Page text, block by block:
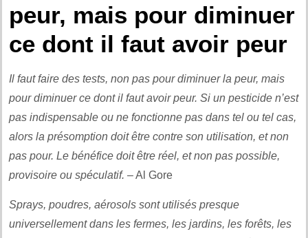
peur, mais pour diminuer
ce dont il faut avoir peur
Il faut faire des tests, non pas pour diminuer la peur, mais
pour diminuer ce dont il faut avoir peur. Si un pesticide n’est
pas indispensable ou ne fonctionne pas dans tel ou tel cas,
alors la présomption doit être contre son utilisation, et non
pas pour. Le bénéfice doit être réel, et non pas possible,
provisoire ou spéculatif. – Al Gore
Sprays, poudres, aérosols sont utilisés presque
universellement dans les fermes, les jardins, les forêts, les